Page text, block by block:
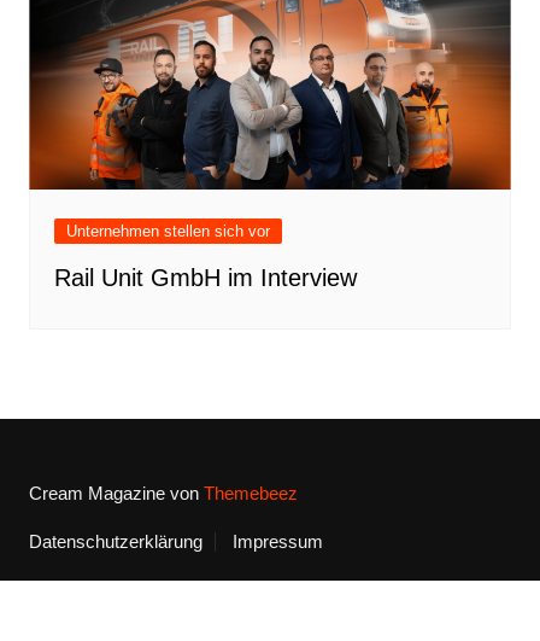
Unternehmen stellen sich vor
Rail Unit GmbH im Interview
Cream Magazine von Themebeez
Datenschutzerklärung Impressum